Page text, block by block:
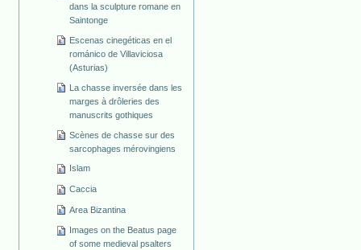
dans la sculpture romane en
Saintonge
Escenas cinegéticas en el
románico de Villaviciosa
(Asturias)
La chasse inversée dans les
marges à drôleries des
manuscrits gothiques
Scènes de chasse sur des
sarcophages mérovingiens
Islam
Caccia
Area Bizantina
Images on the Beatus page
of some medieval psalters